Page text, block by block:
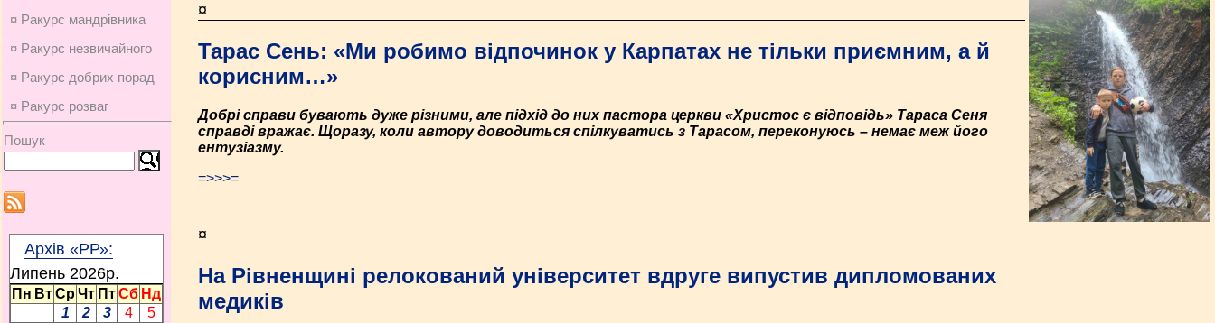
¤ Ракурс мандрівника
¤ Ракурс незвичайного
¤ Ракурс добрих порад
¤ Ракурс розваг
Пошук
Архів «РР»:
Липень 2026p.
Пн ВтСрЧт ПтСб Нд
1
2 3 4
5
¤
Тарас Сень: «Ми робимо відпочинок у Карпатах не тільки приємним, а й
корисним…»
Добрі справи бувають дуже різними, але підхід до них пастора церкви «Христос є відповідь» Тараса Сеня
справді вражає. Щоразу, коли автору доводиться спілкуватись з Тарасом, переконуюсь – немає меж його
ентузіазму.
=>>>=
¤
На Рівненщині релокований університет вдруге випустив дипломованих
медиків